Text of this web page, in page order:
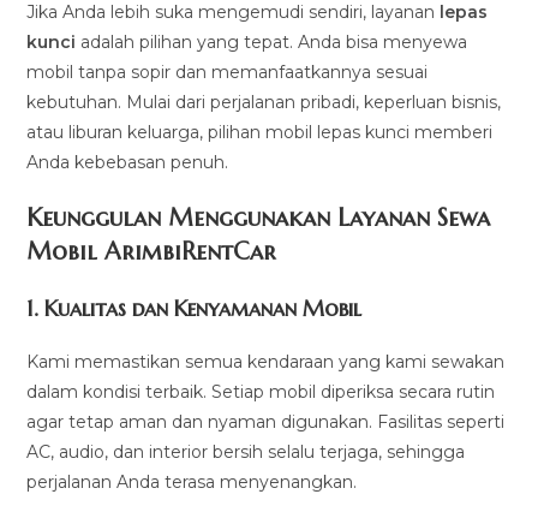
Jika Anda lebih suka mengemudi sendiri, layanan lepas
kunci adalah pilihan yang tepat. Anda bisa menyewa
mobil tanpa sopir dan memanfaatkannya sesuai
kebutuhan. Mulai dari perjalanan pribadi, keperluan bisnis,
atau liburan keluarga, pilihan mobil lepas kunci memberi
Anda kebebasan penuh.
Keunggulan Menggunakan Layanan Sewa
Mobil ArimbiRentCar
1.Kualitas dan Kenyamanan Mobil
Kami memastikan semua kendaraan yang kami sewakan
dalam kondisi terbaik. Setiap mobil diperiksa secara rutin
agar tetap aman dan nyaman digunakan. Fasilitas seperti
AC, audio, dan interior bersih selalu terjaga, sehingga
perjalanan Anda terasa menyenangkan.